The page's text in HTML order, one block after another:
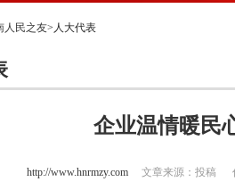
人民之友>人大代表
企业温情暖民
http://www.hnrmzy.com 文章来源：投稿